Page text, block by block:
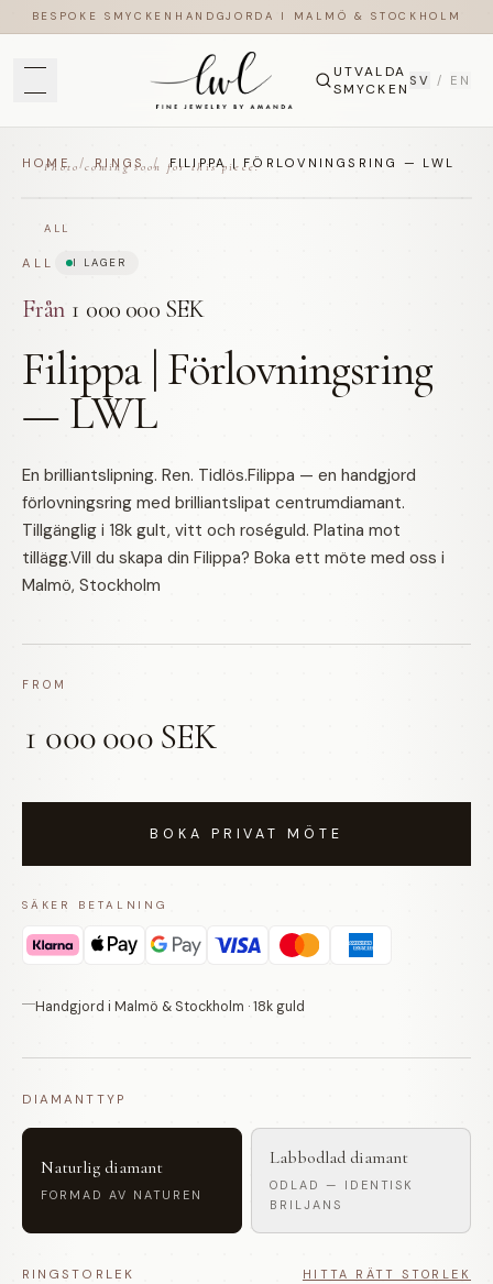
BESPOKE SMYCKEN HANDGJORDA I MALMÖ & STOCKHOLM
UTVALDA
SMYCKEN SV / EN
HOME / RINGS / FILIPPA | FÖRLOVNINGSRING — LWL
ALL
Photo coming soon for this piece.
ALL I LAGER
Från 1 000 000 SEK
Filippa | Förlovningsring
— LWL
En brilliantslipning. Ren. Tidlös.Filippa — en handgjord
förlovningsring med brilliantslipat centrumdiamant.
Tillgänglig i 18k gult, vitt och roséguld. Platina mot
tillägg.Vill du skapa din Filippa? Boka ett möte med oss i
Malmö, Stockholm
FROM
1 000 000 SEK
BOKA PRIVAT MÖTE
SÄKER BETALNING
Handgjord i Malmö & Stockholm · 18k guld
DIAMANTTYP
Naturlig diamant
FORMAD AV NATUREN
Labbodlad diamant
ODLAD — IDENTISK
BRILJANS
RINGSTORLEK HITTA RÄTT STORLEK